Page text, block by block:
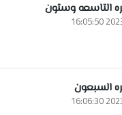
التاسعه وستون
2023-
السبعون
2023-